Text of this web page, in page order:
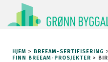
HJEM > BREEAM-SERTIFISERING >
FINN BREEAM-PROSJEKTER >